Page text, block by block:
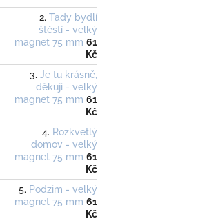
Tady bydlí
štěstí - velký
magnet 75 mm 61
Kč
Je tu krásně,
děkuji - velký
magnet 75 mm 61
Kč
Rozkvetlý
domov - velký
magnet 75 mm 61
Kč
Podzim - velký
magnet 75 mm 61
Kč